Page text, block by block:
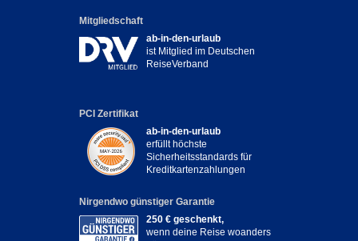
Mitgliedschaft
ab-in-den-urlaub
ist Mitglied im Deutschen
ReiseVerband
PCI Zertifikat
ab-in-den-urlaub
erfüllt höchste
Sicherheitsstandards für
Kreditkartenzahlungen
Nirgendwo günstiger Garantie
250 € geschenkt,
wenn deine Reise woanders